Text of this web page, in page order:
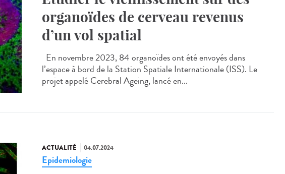
organoïdes de cerveau revenus
d’un vol spatial
En novembre 2023, 84 organoïdes ont été envoyés dans
l’espace à bord de la Station Spatiale Internationale (ISS). Le
projet appelé Cerebral Ageing, lancé en...
ACTUALITÉ 04.07.2024
Epidemiologie